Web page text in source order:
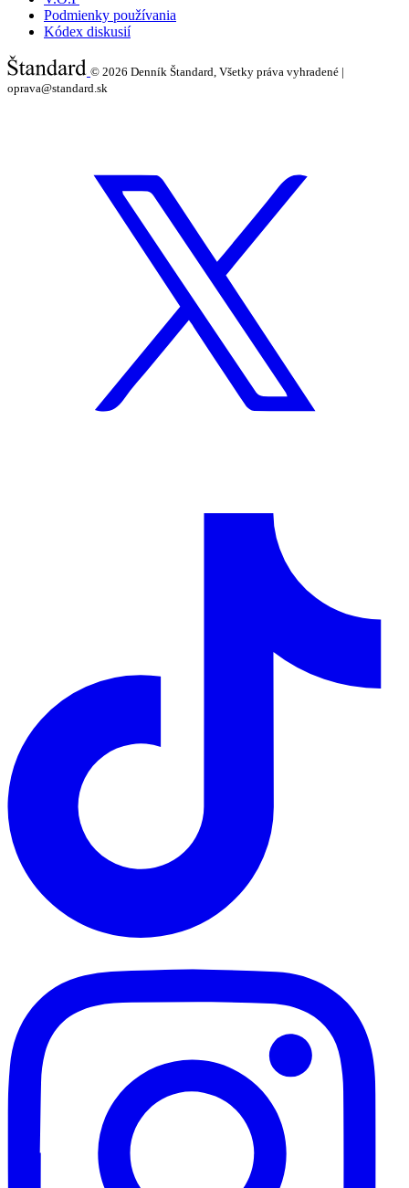
Podmienky používania
Kódex diskusií
© 2026 Denník Štandard, Všetky práva vyhradené |
oprava@standard.sk